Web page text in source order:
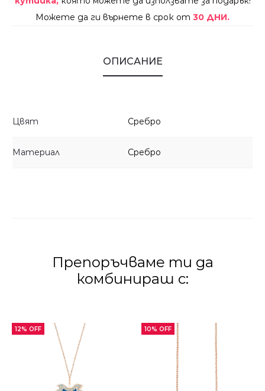
Можете да ги върнете в срок от 30 ДНИ.
ОПИСАНИЕ
Цвят Сребро
Материал Сребро
Препоръчваме ти да
комбинираш с:
12% OFF 10% OFF